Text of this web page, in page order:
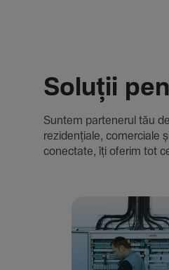
Soluții
Suntem parte­nerul tău
rezi­den­țiale, comer­ciale
conec­tate, îți oferim tot